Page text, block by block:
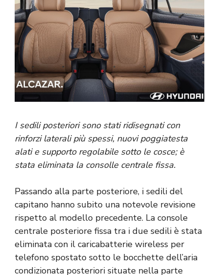
I sedili posteriori sono stati ridisegnati con
rinforzi laterali più spessi, nuovi poggiatesta
alati e supporto regolabile sotto le cosce; è
stata eliminata la consolle centrale fissa.
Passando alla parte posteriore, i sedili del
capitano hanno subito una notevole revisione
rispetto al modello precedente. La console
centrale posteriore fissa tra i due sedili è stata
eliminata con il caricabatterie wireless per
telefono spostato sotto le bocchette dell’aria
condizionata posteriori situate nella parte